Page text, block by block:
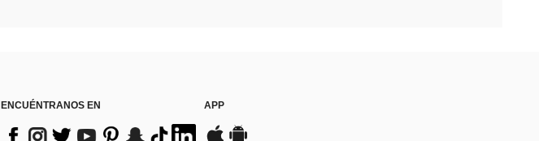
ENCUÉNTRANOS EN APP